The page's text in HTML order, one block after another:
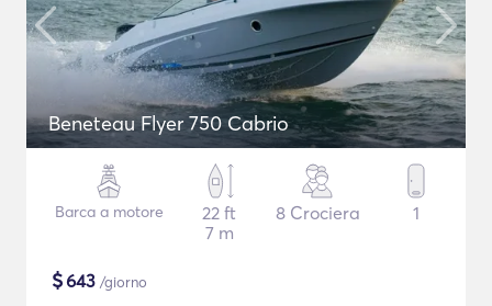
Beneteau Flyer 750 Cabrio
Barca a motore
22 ft
7 m
8 Crociera 1
$643 /giorno